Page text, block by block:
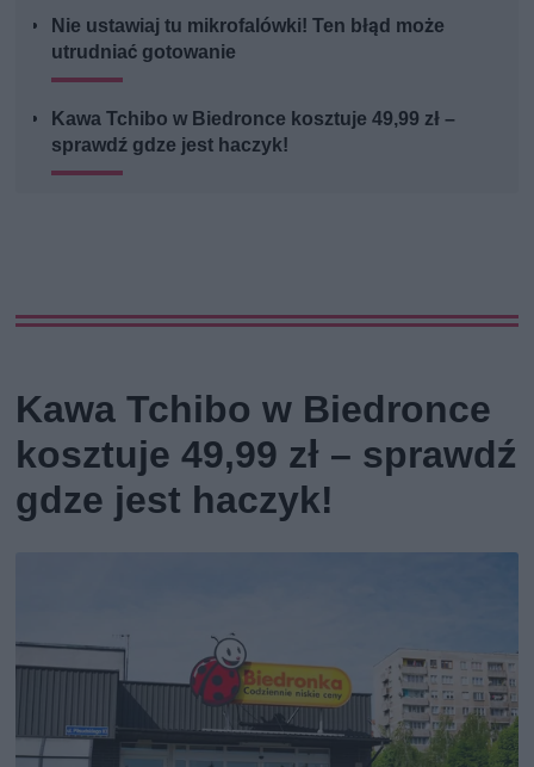
Nie ustawiaj tu mikrofalówki! Ten błąd może
utrudniać gotowanie
Kawa Tchibo w Biedronce kosztuje 49,99 zł –
sprawdź gdze jest haczyk!
Kawa Tchibo w Biedronce
kosztuje 49,99 zł – sprawdź
gdze jest haczyk!